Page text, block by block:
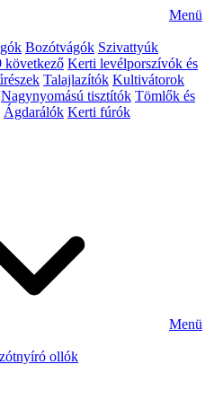
Menü
Bozótvágók Szivattyúk
következő Kerti levélporszívók és
Talajlazítók Kultivátorok
Nagynyomású tisztítók Tömlők és
Ágdarálók Kerti fúrók
Menü
ollók